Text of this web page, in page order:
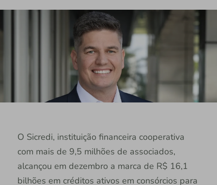
O Sicredi, instituição financeira cooperativa
com mais de 9,5 milhões de associados,
alcançou em dezembro a marca de R$ 16,1
bilhões em créditos ativos em consórcios para